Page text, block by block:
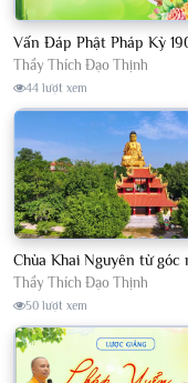
Thầy Thích Đạo Thịnh
44 lượt xem
Thầy Thích Đạo Thịnh
50 lượt xem